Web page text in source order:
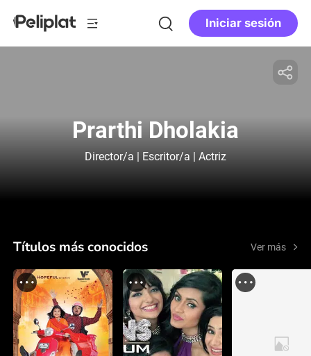
Iniciar sesión
Prarthi Dholakia
Director/a | Escritor/a | Actriz
Títulos más conocidos Ver más